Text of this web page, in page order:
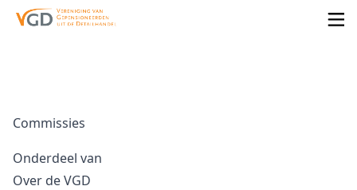
Commissies
Onderdeel van
Over de VGD